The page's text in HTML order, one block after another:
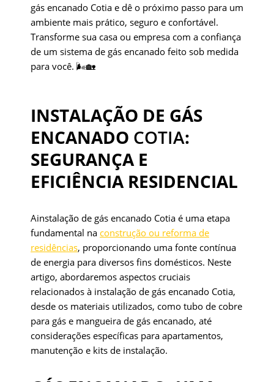
gás encanado Cotia e dê o próximo passo para um
ambiente mais prático, seguro e confortável.
Transforme sua casa ou empresa com a confiança
de um sistema de gás encanado feito sob medida
para você. 🌬️🏡
INSTALAÇÃO DE GÁS
ENCANADO COTIA:
SEGURANÇA E
EFICIÊNCIA RESIDENCIAL
Ainstalação de gás encanado Cotia é uma etapa
fundamental na construção ou reforma de
residências, proporcionando uma fonte contínua
de energia para diversos fins domésticos. Neste
artigo, abordaremos aspectos cruciais
relacionados à instalação de gás encanado Cotia,
desde os materiais utilizados, como tubo de cobre
para gás e mangueira de gás encanado, até
considerações específicas para apartamentos,
manutenção e kits de instalação.